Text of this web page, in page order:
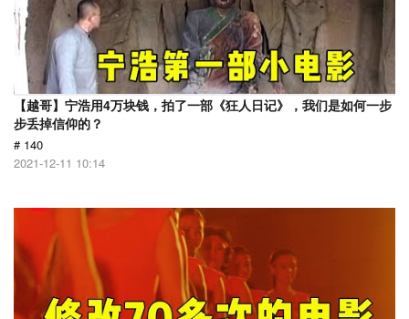
【越哥】宁浩用4万块钱，拍了一部《狂人日记》，我们是如何一步
步丢掉信仰的？
# 140
2021-12-11 10:14